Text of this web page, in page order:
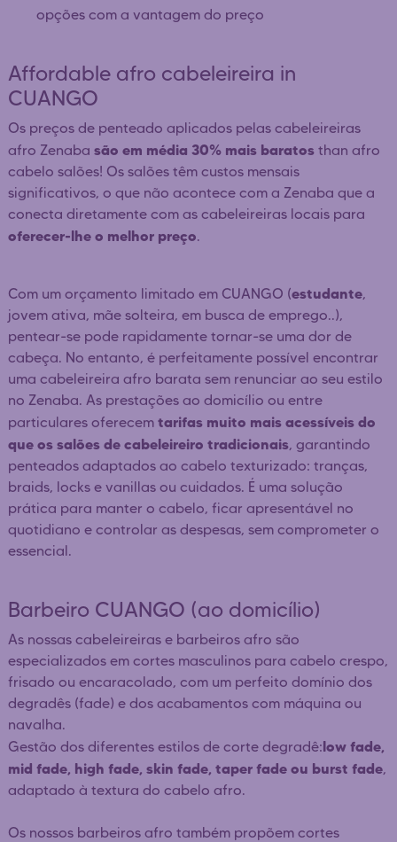
opções com a vantagem do preço
Affordable afro cabeleireira in
CUANGO
Os preços de penteado aplicados pelas cabeleireiras
afro Zenaba são em média 30% mais baratos than afro
cabelo salões! Os salões têm custos mensais
significativos, o que não acontece com a Zenaba que a
conecta diretamente com as cabeleireiras locais para
oferecer-lhe o melhor preço.
Com um orçamento limitado em CUANGO (estudante,
jovem ativa, mãe solteira, em busca de emprego..),
pentear-se pode rapidamente tornar-se uma dor de
cabeça. No entanto, é perfeitamente possível encontrar
uma cabeleireira afro barata sem renunciar ao seu estilo
no Zenaba. As prestações ao domicílio ou entre
particulares oferecem tarifas muito mais acessíveis do
que os salões de cabeleireiro tradicionais, garantindo
penteados adaptados ao cabelo texturizado: tranças,
braids, locks e vanillas ou cuidados. É uma solução
prática para manter o cabelo, ficar apresentável no
quotidiano e controlar as despesas, sem comprometer o
essencial.
Barbeiro CUANGO (ao domicílio)
As nossas cabeleireiras e barbeiros afro são
especializados em cortes masculinos para cabelo crespo,
frisado ou encaracolado, com um perfeito domínio dos
degradês (fade) e dos acabamentos com máquina ou
navalha.
Gestão dos diferentes estilos de corte degradê:low fade,
mid fade, high fade, skin fade, taper fade ou burst fade,
adaptado à textura do cabelo afro.
Os nossos barbeiros afro também propõem cortes